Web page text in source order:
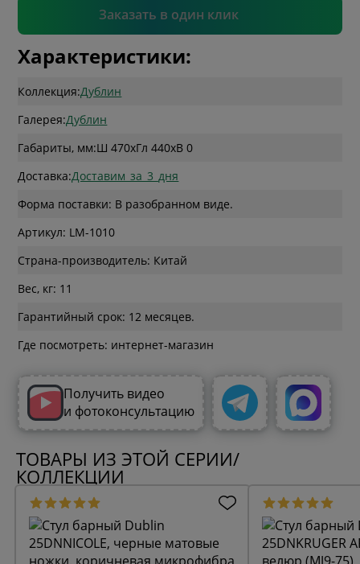
Заказать в один клик
Подтвердить
Характеристики:
Коллекция:Дублин
Галерея:Дублин
Габариты, мм:Ш 470xГл 440xВ 0
Доставка:Доставим_за_3_дня
Форма поставки: В разобранном виде.
Артикул: LM-1010
Страна-производитель: Китай
Вес, кг: 11
Гарантийный срок: 12 месяцев.
Где посмотреть: интернет-магазин
Получить видео
и фотоконсультацию
ТОВАРЫ ИЗ ЭТОЙ СЕРИИ/
КОЛЛЕКЦИИ